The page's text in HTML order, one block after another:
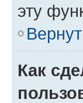
эту
Как